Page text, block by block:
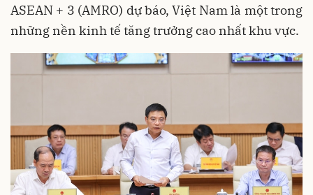
ASEAN + 3 (AMRO) dự báo, Việt Nam là một trong
những nền kinh tế tăng trưởng cao nhất khu vực.